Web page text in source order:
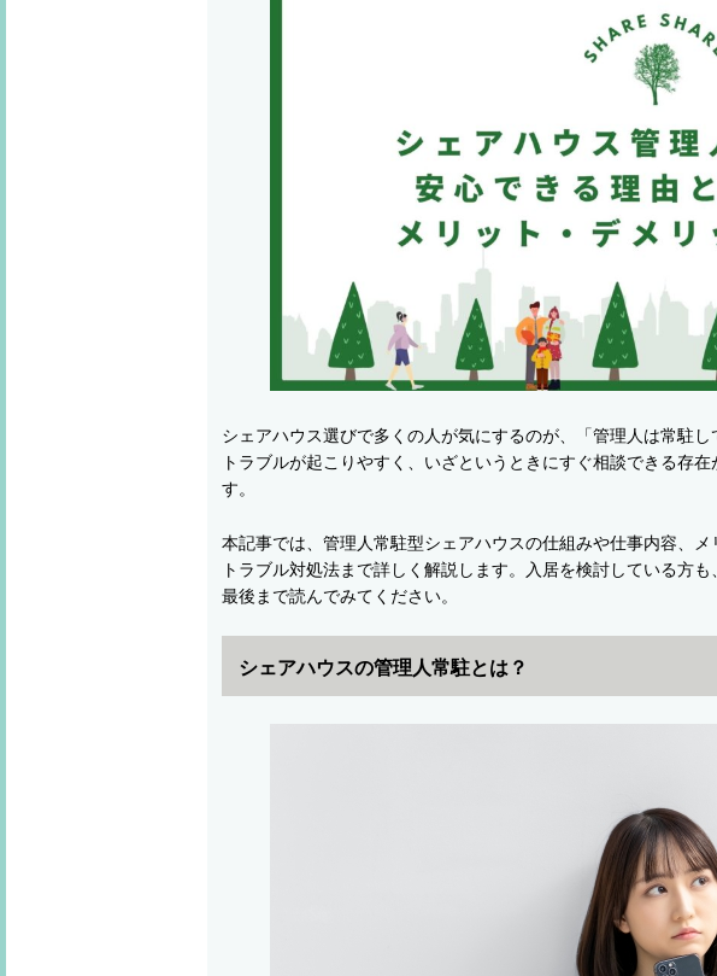
シェアハウス選びで多くの人が気にするのが、「管理人は常駐
トラブルが起こりやすく、いざというときにすぐ相談できる存
す。
本記事では、管理人常駐型シェアハウスの仕組みや仕事内容、
トラブル対処法まで詳しく解説します。入居を検討している方
最後まで読んでみてください。
シェアハウスの管理人常駐とは？